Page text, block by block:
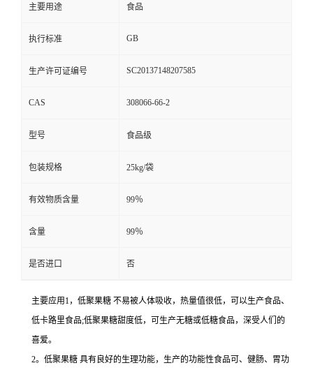
主要用途 食品
执行标准 GB
生产许可证编号 SC20137148207585
CAS 308066-66-2
型号 食品级
包装规格 25kg/袋
有效物质含量 99％
含量 99％
是否进口 否
主要应用1，低聚果糖 不易被人体吸收，热量值很低，可以生产食品、
低卡路里食品;低聚果糖甜度低，可生产无糖或低糖食品，深受人们的
喜爱。
2。低聚果糖 具有良好的生理功能，生产的功能性食品可、健肠、胃功